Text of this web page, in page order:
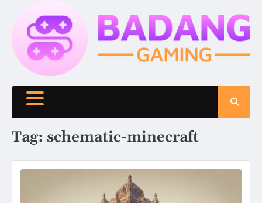
content
Tag: schematic-minecraft